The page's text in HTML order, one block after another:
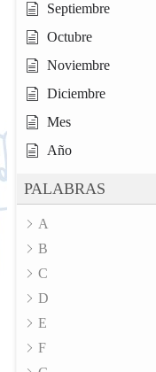
Septiembre
Octubre
Noviembre
Diciembre
Mes
Año
PALABRAS
A
B
C
D
E
F